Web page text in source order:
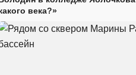
века?»